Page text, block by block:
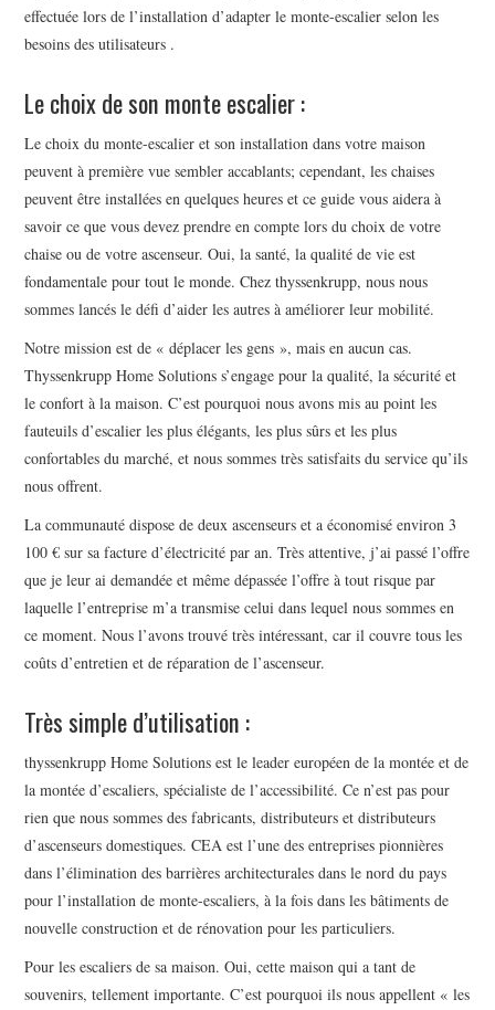
effectuée lors de l’installation d’adapter le monte-escalier selon les
besoins des utilisateurs .
Le choix de son monte escalier :
Le choix du monte-escalier et son installation dans votre maison
peuvent à première vue sembler accablants; cependant, les chaises
peuvent être installées en quelques heures et ce guide vous aidera à
savoir ce que vous devez prendre en compte lors du choix de votre
chaise ou de votre ascenseur. Oui, la santé, la qualité de vie est
fondamentale pour tout le monde. Chez thyssenkrupp, nous nous
sommes lancés le défi d’aider les autres à améliorer leur mobilité.
Notre mission est de « déplacer les gens », mais en aucun cas.
Thyssenkrupp Home Solutions s’engage pour la qualité, la sécurité et
le confort à la maison. C’est pourquoi nous avons mis au point les
fauteuils d’escalier les plus élégants, les plus sûrs et les plus
confortables du marché, et nous sommes très satisfaits du service qu’ils
nous offrent.
La communauté dispose de deux ascenseurs et a économisé environ 3
100 € sur sa facture d’électricité par an. Très attentive, j’ai passé l’offre
que je leur ai demandée et même dépassée l’offre à tout risque par
laquelle l’entreprise m’a transmise celui dans lequel nous sommes en
ce moment. Nous l’avons trouvé très intéressant, car il couvre tous les
coûts d’entretien et de réparation de l’ascenseur.
Très simple d’utilisation :
thyssenkrupp Home Solutions est le leader européen de la montée et de
la montée d’escaliers, spécialiste de l’accessibilité. Ce n’est pas pour
rien que nous sommes des fabricants, distributeurs et distributeurs
d’ascenseurs domestiques. CEA est l’une des entreprises pionnières
dans l’élimination des barrières architecturales dans le nord du pays
pour l’installation de monte-escaliers, à la fois dans les bâtiments de
nouvelle construction et de rénovation pour les particuliers.
Pour les escaliers de sa maison. Oui, cette maison qui a tant de
souvenirs, tellement importante. C’est pourquoi ils nous appellent « les